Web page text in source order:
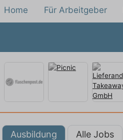
Home Für Arbeitgeber
Ausbildung Alle Jobs